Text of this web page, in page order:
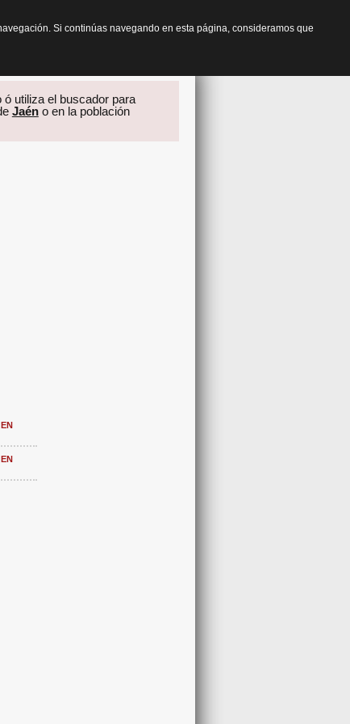
utiliza el buscador para
Jaéno en la población
Si continúas navegando en esta página, consideramos que